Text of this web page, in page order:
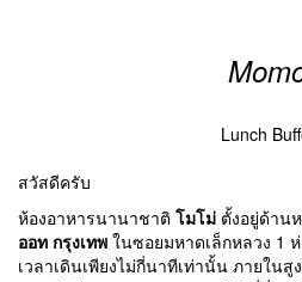
Lunch
สวัสดีครับ
ห้องอาหารนานาชาติ โมโม่ ตั้งอยู่ด้าน
ออท กรุงเทพ ในซอยมหาดเล็กหลวง 1
เวลาเดินเพียงไม่กี่นาทีเท่านั้น ภายใน